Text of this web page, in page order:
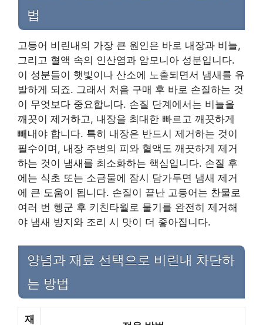
법
고등어 비린내의 가장 큰 원인은 바로 내장과 비늘,
그리고 혈액 속의 인산염과 암모니아 성분입니다.
이 성분들이 햇빛이나 산소에 노출되면서 냄새를 유
발하게 되죠. 그래서 처음 구매 후 바로 손질하는 것
이 무엇보다 중요합니다. 손질 단계에서는 비늘을
깨끗이 제거하고, 내장을 최대한 빠르고 깨끗하게
빼내야 합니다. 특히 내장은 반드시 제거하는 것이
필수이며, 내장 주변의 피와 혈액도 깨끗하게 제거
하는 것이 냄새를 최소화하는 핵심입니다. 손질 후
에는 식초 또는 소금물에 잠시 담가두면 냄새 제거
에 큰 도움이 됩니다. 손질이 끝난 고등어는 찬물로
여러 번 헹군 후 키친타월로 물기를 완전히 제거해
야 냄새 방지와 조리 시 맛이 더 좋아집니다.
양념과 재료 선택으로 비린내 차단하
는 방법
재